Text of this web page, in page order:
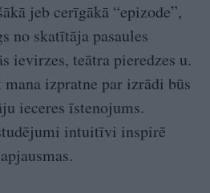
jeb cerīgākā “epizode”,
no skatītāja pasaules
ievirzes, teātra pieredzes u.
izpratne par izrādi būs
ieceres īstenojums.
intuitīvi inspirē